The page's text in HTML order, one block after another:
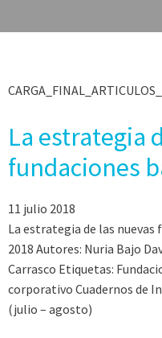
La estrategia
fundaciones
11 julio 2018
La estrategia de las nuevas
2018 Autores: Nuria Bajo
Carrasco Etiquetas:
corporativo Cuadernos de
(julio – agosto)